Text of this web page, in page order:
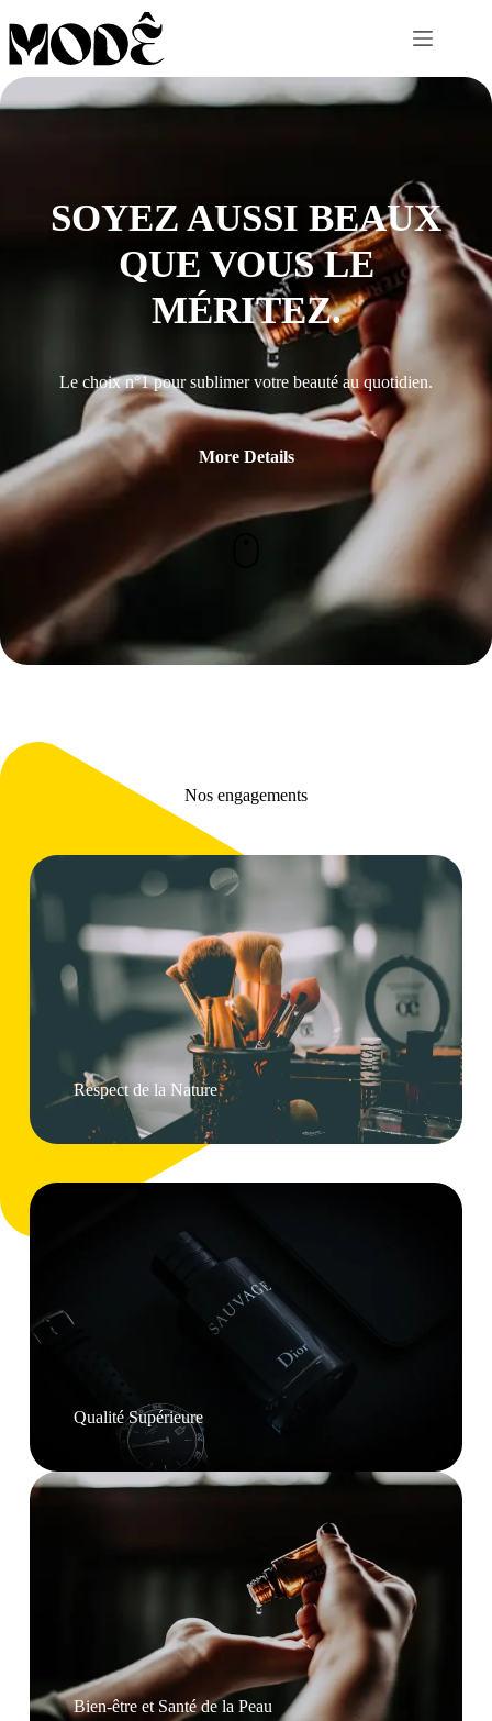
to
content
SOYEZ AUSSI BEAUX
QUE VOUS LE
MÉRITEZ.
Le choix n°1 pour sublimer votre beauté au quotidien.
More Details
Nos engagements
Respect de la Nature
Qualité Supérieure
Bien-être et Santé de la Peau